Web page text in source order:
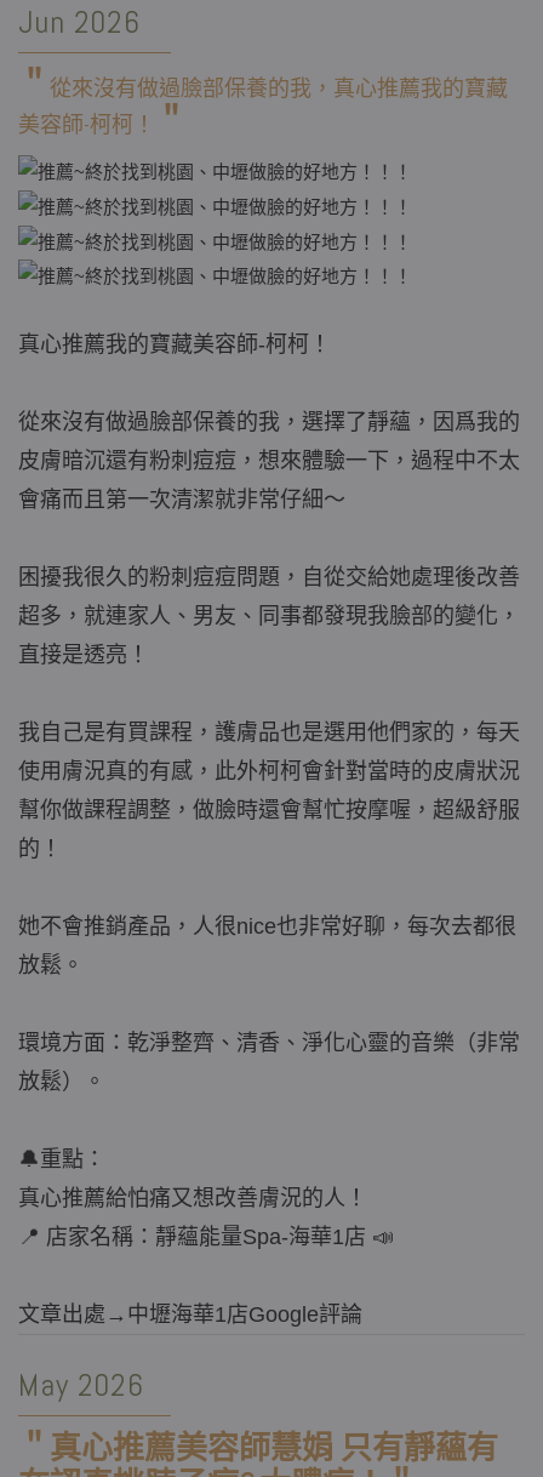
Jun 2026
＂ 從來沒有做過臉部保養的我，真心推薦我的寶藏
美容師-柯柯！
＂
真心推薦我的寶藏美容師-柯柯！
從來沒有做過臉部保養的我，選擇了靜蘊，因爲我的
皮膚暗沉還有粉刺痘痘，想來體驗一下，過程中不太
會痛而且第一次清潔就非常仔細～
困擾我很久的粉刺痘痘問題，自從交給她處理後改善
超多，就連家人、男友、同事都發現我臉部的變化，
直接是透亮！
我自己是有買課程，護膚品也是選用他們家的，每天
使用膚況真的有感，此外柯柯會針對當時的皮膚狀況
幫你做課程調整，做臉時還會幫忙按摩喔，超級舒服
的！
她不會推銷產品，人很nice也非常好聊，每次去都很
放鬆。
環境方面：乾淨整齊、清香、淨化心靈的音樂（非常
放鬆）。
🔔重點：
真心推薦給怕痛又想改善膚況的人！
📍 店家名稱：靜蘊能量Spa-海華1店 📣
文章出處→中壢海華1店Google評論
May 2026
＂ 真心推薦美容師慧娟 只有靜蘊有